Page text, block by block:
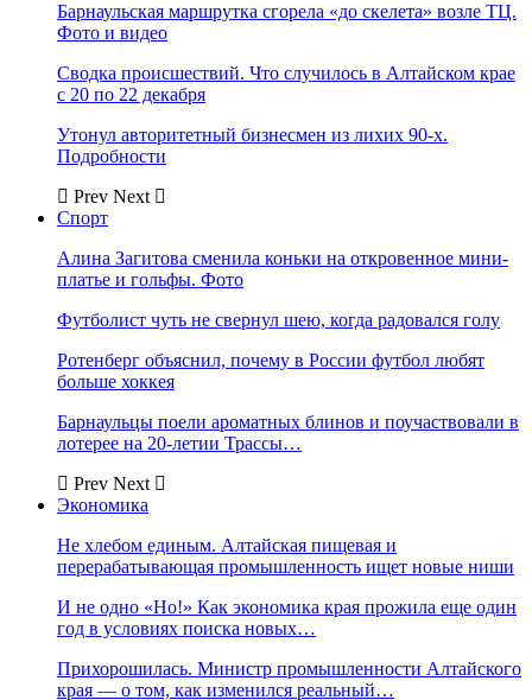
Барнаульская маршрутка сгорела «до скелета» возле ТЦ.
Фото и видео
Сводка происшествий. Что случилось в Алтайском крае
с 20 по 22 декабря
Утонул авторитетный бизнесмен из лихих 90-х.
Подробности
Prev Next
Спорт
Алина Загитова сменила коньки на откровенное мини-
платье и гольфы. Фото
Футболист чуть не свернул шею, когда радовался голу
Ротенберг объяснил, почему в России футбол любят
больше хоккея
Барнаульцы поели ароматных блинов и поучаствовали в
лотерее на 20-летии Трассы…
Prev Next
Экономика
Не хлебом единым. Алтайская пищевая и
перерабатывающая промышленность ищет новые ниши
И не одно «Но!» Как экономика края прожила еще один
год в условиях поиска новых…
Прихорошилась. Министр промышленности Алтайского
края — о том, как изменился реальный…